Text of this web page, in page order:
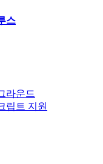
스
라운드
립트 지원